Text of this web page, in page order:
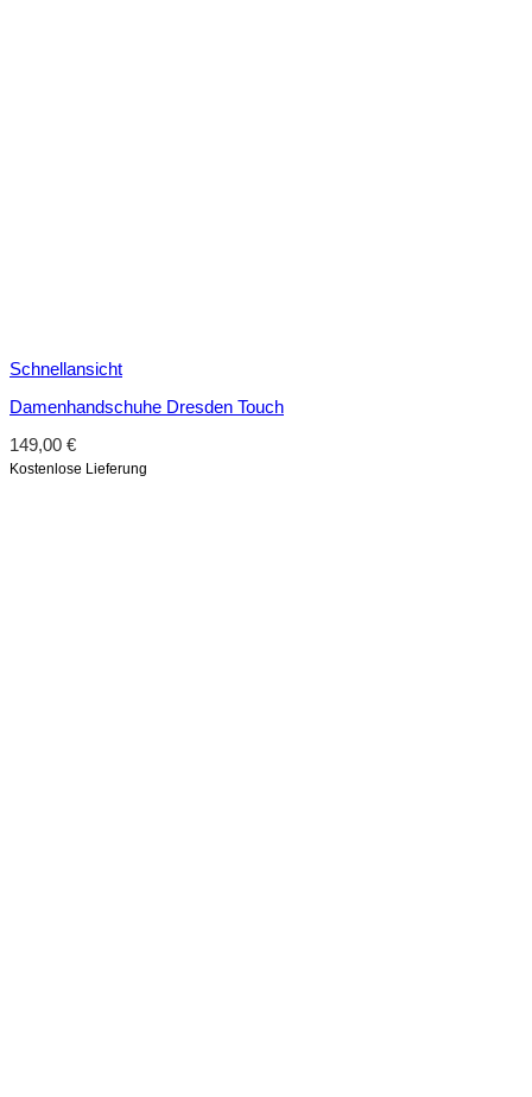
Schnellansicht
Damenhandschuhe Dresden Touch
149,00 €
Kostenlose Lieferung